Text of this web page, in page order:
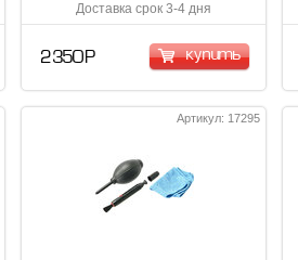
Доставка срок 3-4 дня
2 350 Р купить
Артикул: 17295